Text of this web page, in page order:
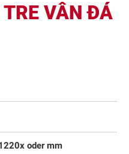
VÂN ĐÁ
oder mm